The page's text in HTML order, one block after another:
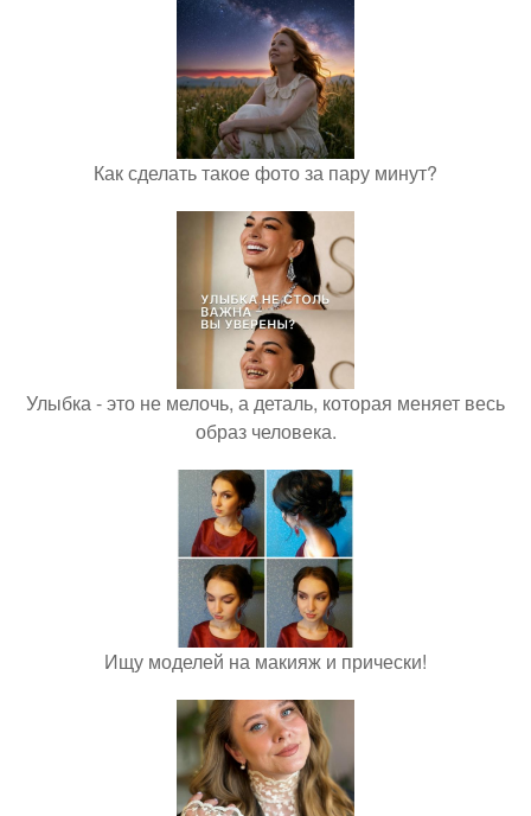
Как сделать такое фото за пару минут?
Улыбка - это не мелочь, а деталь, которая меняет весь
образ человека.
Ищу моделей на макияж и прически!